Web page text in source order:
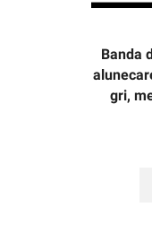
Banda
gri,